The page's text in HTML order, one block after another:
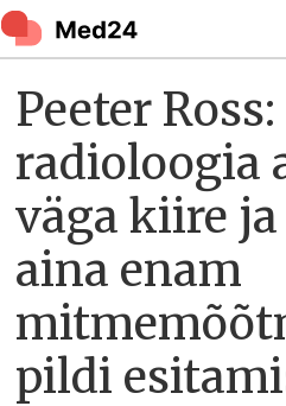
Peeter Ross:
radioloogia
väga kiire
aina enam
pildi